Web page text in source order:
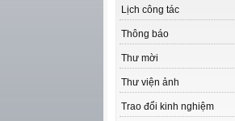
Lịch công tác
Thông báo
Thư mời
Thư viện ảnh
Trao đổi kinh nghiệm